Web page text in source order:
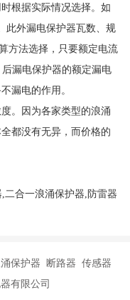
根据实际情况选择。如
此外漏电保护器瓦数、规
方法选择，只要额定电流
漏电保护器的额定漏电
漏电的作用。
。因为各家类型的浪涌
都没有无异，而价格的
二合一浪涌保护器,防雷器
保护器 断路器 传感器
有限公司